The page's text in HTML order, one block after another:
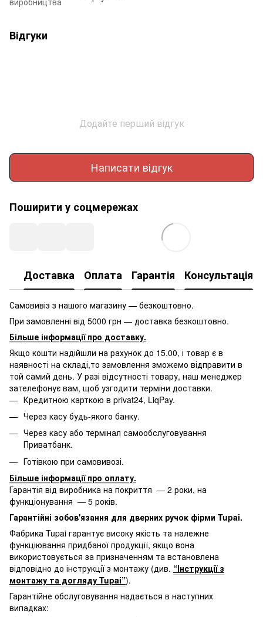
Відгуки
Додайте перший відгук
Написати відгук
Поширити у соцмережах
Доставка Оплата Гарантія Консультація
Самовивіз з нашого магазину — безкоштовно.
При замовленні від 5000 грн — доставка безкоштовно.
Більше інформації про доставку.
Якщо кошти надійшли на рахунок до 15.00, і товар є в
наявності на складі,то замовлення зможемо відправити в
той самий день. У разі відсутності товару, наш менеджер
зателефонує вам, щоб узгодити терміни доставки.
Кредитною карткою в privat24, LiqPay.
Через касу будь-якого банку.
Через касу або термінал самообслуговування
Приватбанк.
Готівкою при самовивозі.
Більше інформації про оплату.
Гарантія від виробника на покриття — 2 роки, на
функціонування — 5 років.
Гарантійні зобов'язання для дверних ручок фірми Tupai.
Фабрика Tupai гарантує високу якість та належне
функціювання придбаної продукції, якщо вона
використовується за призначенням та встановлена
відповідно до інструкції з монтажу (див. “Інструкції з
монтажу та догляду Tupai”).
Гарантійне обслуговування надається в наступних
випадках: